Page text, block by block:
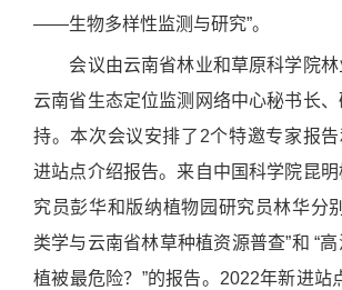
——生物多样性监测与研究”。
会议由云南省林业和草原科学院林
云南省生态定位监测网络中心秘书长
持。本次会议安排了2个特邀专家报
进站点介绍报告。来自中国科学院昆
究员彭华和版纳植物园研究员林华分
类学与云南省林草种植资源普查”和 “
植被最危险？”的报告。2022年新进站